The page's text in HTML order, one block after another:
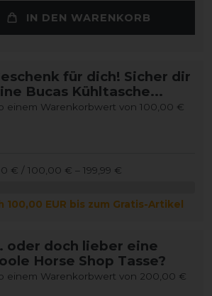
IN DEN WARENKORB
für dich! Sicher dir
Bucas Kühltasche...
einem Warenkorbwert von 100,00 €
€ / 100,00 € – 199,99 €
100,00 EUR bis zum Gratis-Artikel
oder doch lieber eine
Horse Shop Tasse?
einem Warenkorbwert von 200,00 €